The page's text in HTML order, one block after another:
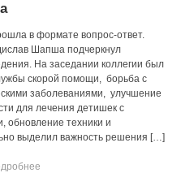
в формате вопрос-ответ.
Шапша подчеркнул
На заседании коллегии был
скорой помощи, борьба с
заболеваниями, улучшение
для лечения детишек с
обновление техники и
выделил важность решения […]